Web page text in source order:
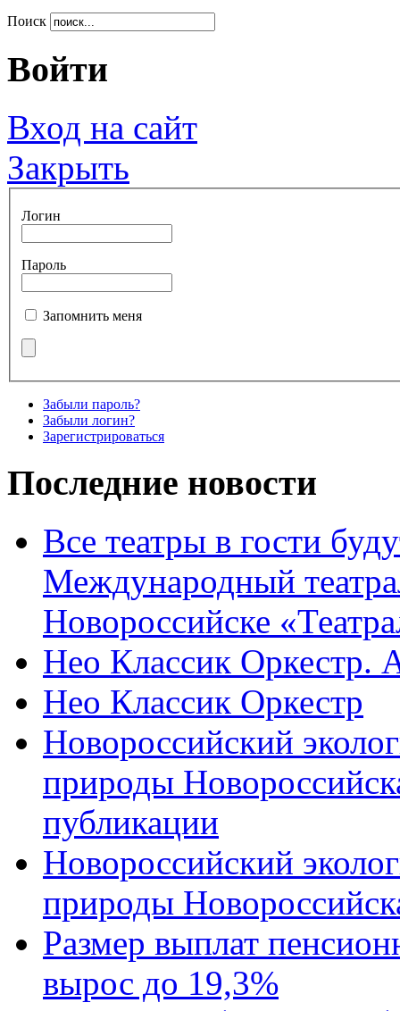
Поиск
Войти
Вход на сайт
Закрыть
Логин
Пароль
Запомнить меня
Забыли пароль?
Забыли логин?
Зарегистрироваться
Последние новости
Все театры в гости
Международный
Новороссийске
Нео Классик Оркестр.
Нео Классик Оркестр
Новороссийский
природы
публикации
Новороссийский
природы
Размер выплат
вырос до 19,3%